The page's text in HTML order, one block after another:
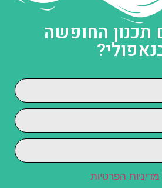
תכנון החופשה
מדיניות הפרטיות